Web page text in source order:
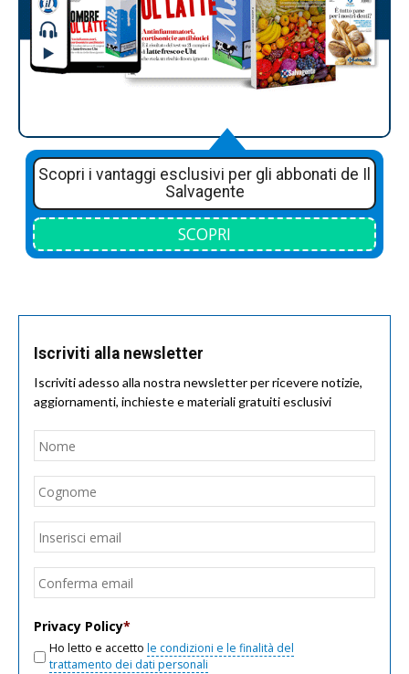
Scopri i vantaggi esclusivi per gli abbonati de Il
Salvagente
SCOPRI
Iscriviti alla newsletter
Iscriviti adesso alla nostra newsletter per ricevere notizie,
aggiornamenti, inchieste e materiali gratuiti esclusivi
Nome
Email
Privacy Policy*
Ho letto e accetto le condizioni e le finalità del
trattamento dei dati personali